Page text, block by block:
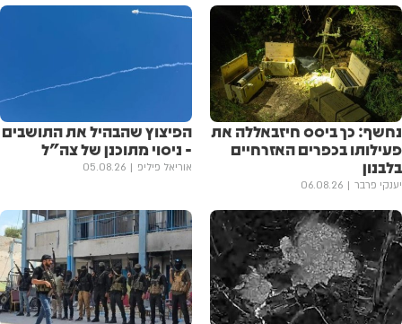
נחשף: כך ביסס חיזבאללה את
פעילותו בכפרים האזרחיים
בלבנון
יענקי פרבר 06.08.26
הפיצוץ שהבהיל את התושבים
- ניסוי מתוכנן של צה"ל
אוריאל פיליפ 05.08.26